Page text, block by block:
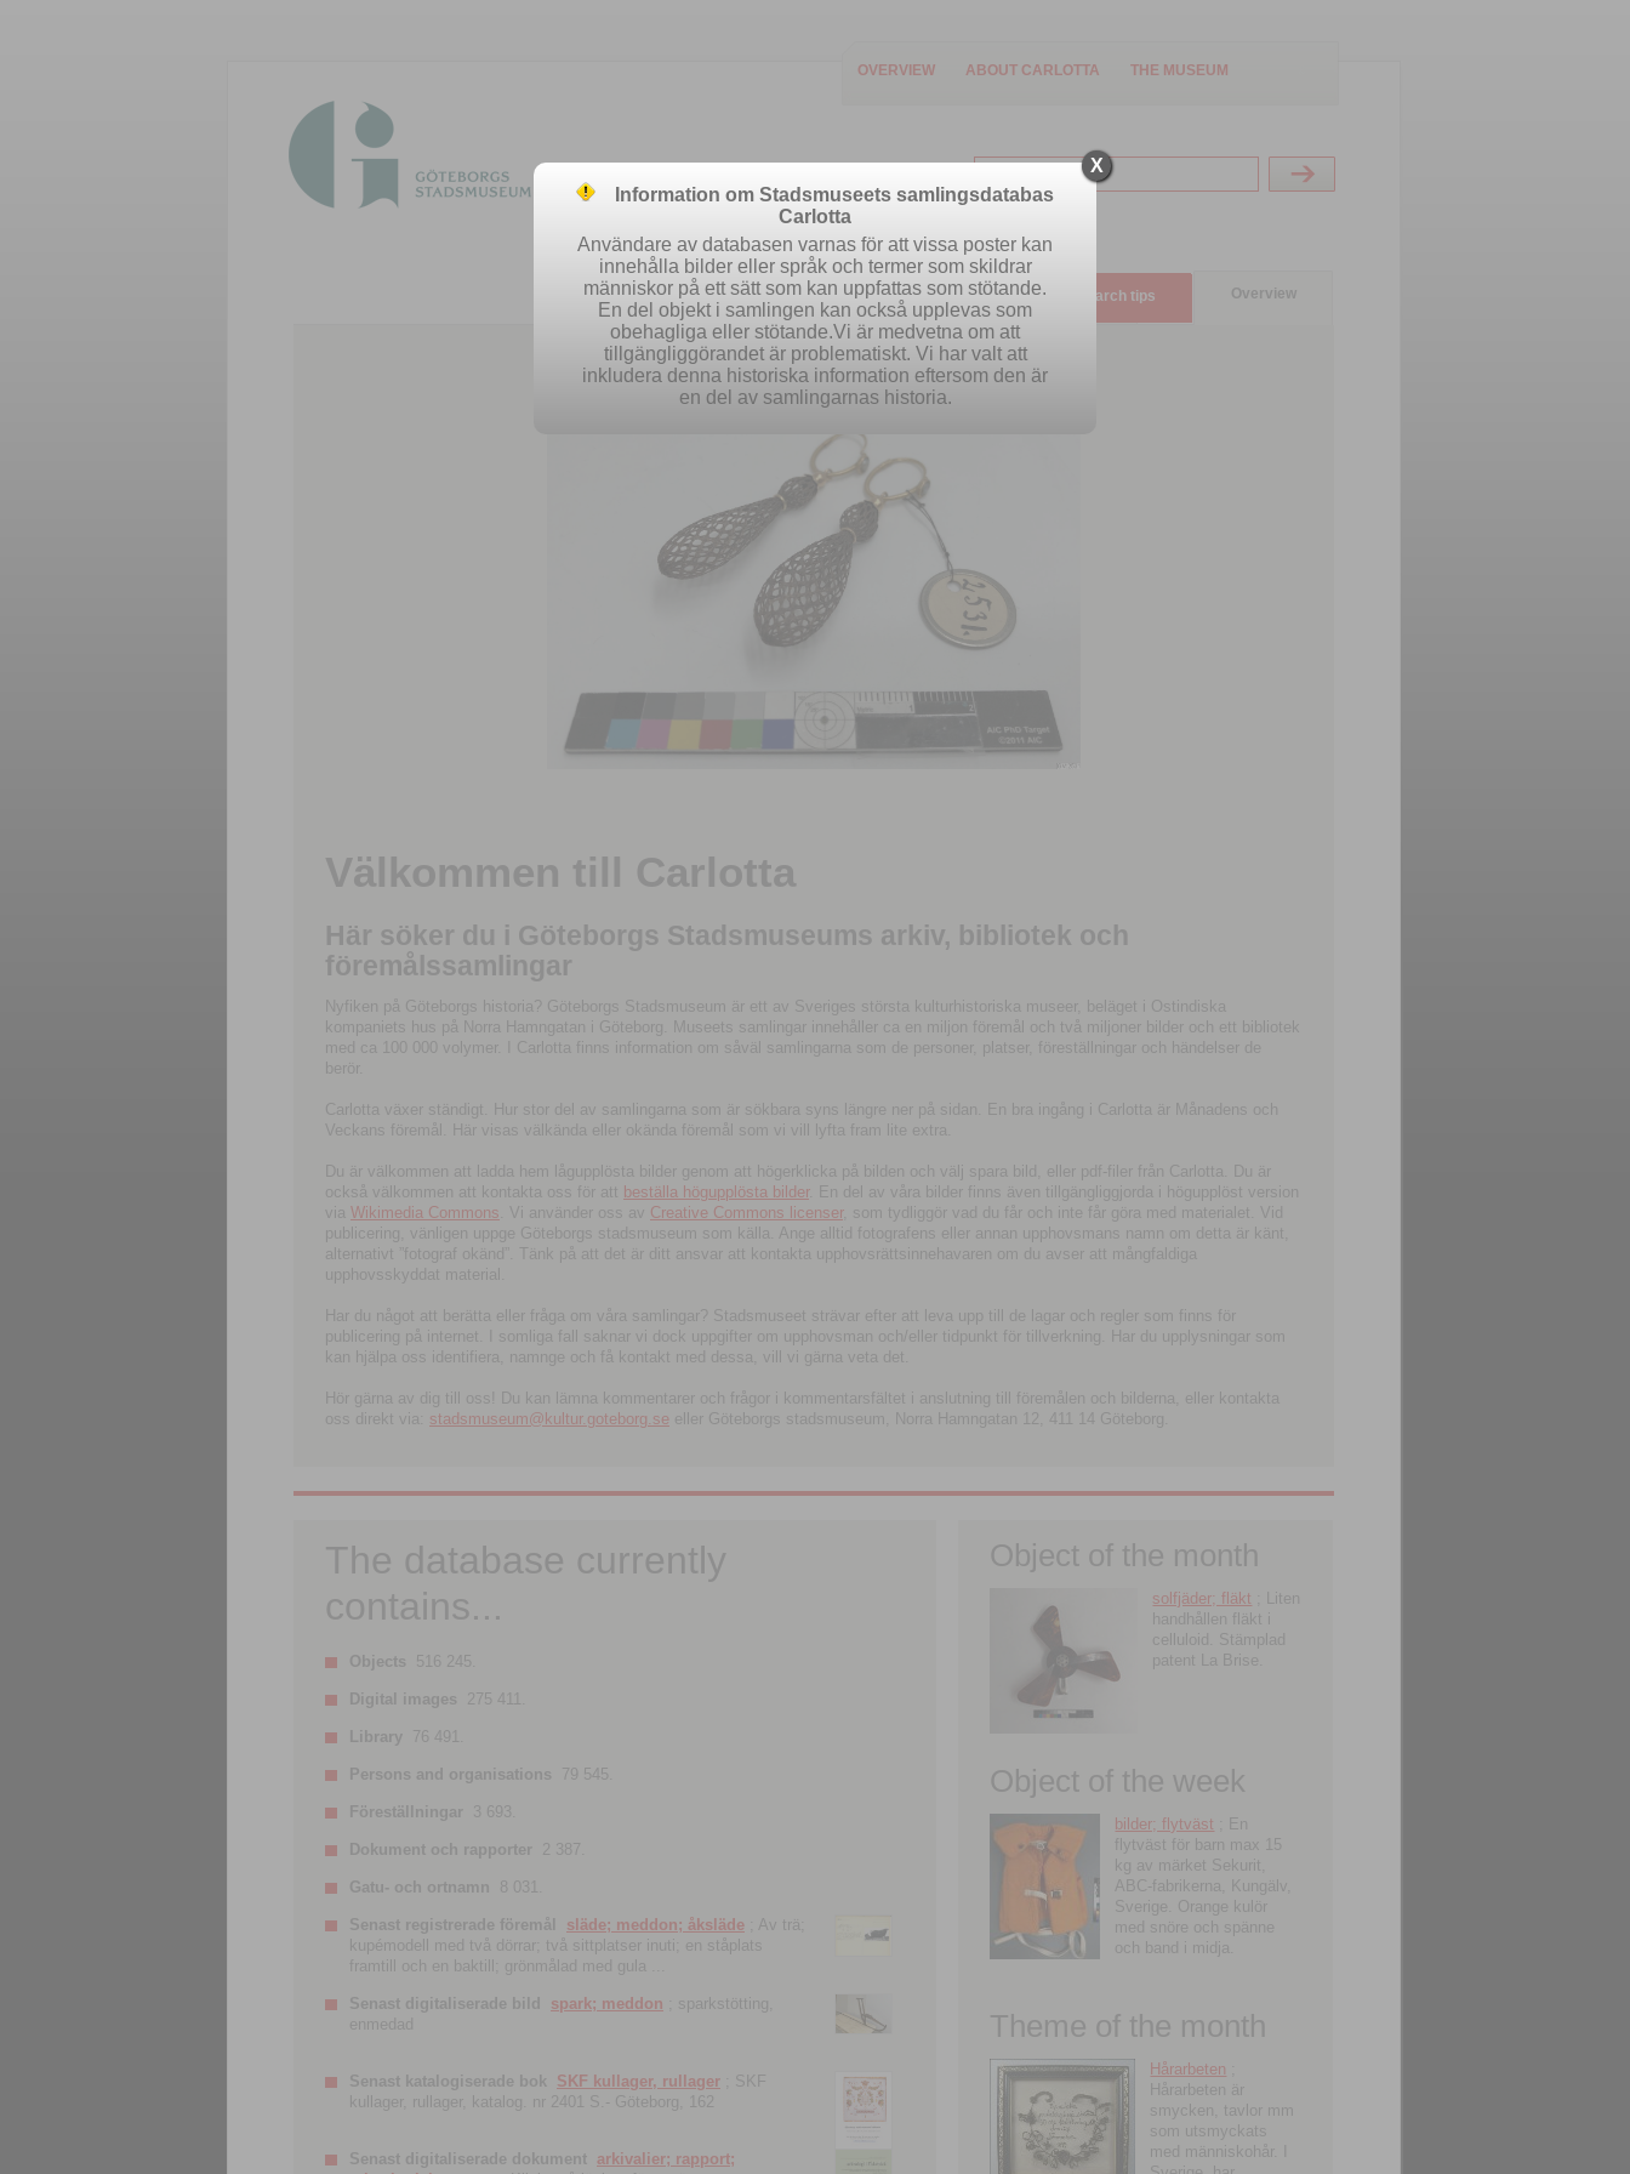
OVERVIEW ABOUT CARLOTTA THE MUSEUM
Easy search Advanced search Search tips Overview
Välkommen till Carlotta
Här söker du i Göteborgs Stadsmuseums arkiv, bibliotek och
föremålssamlingar
Nyfiken på Göteborgs historia? Göteborgs Stadsmuseum är ett av Sveriges största kulturhistoriska museer, beläget i Ostindiska
kompaniets hus på Norra Hamngatan i Göteborg. Museets samlingar innehåller ca en miljon föremål och två miljoner bilder och ett bibliotek
med ca 100 000 volymer. I Carlotta finns information om såväl samlingarna som de personer, platser, föreställningar och händelser de
berör.
Carlotta växer ständigt. Hur stor del av samlingarna som är sökbara syns längre ner på sidan. En bra ingång i Carlotta är Månadens och
Veckans föremål. Här visas välkända eller okända föremål som vi vill lyfta fram lite extra.
Du är välkommen att ladda hem lågupplösta bilder genom att högerklicka på bilden och välj spara bild, eller pdf-filer från Carlotta. Du är
också välkommen att kontakta oss för att beställa högupplösta bilder. En del av våra bilder finns även tillgängliggjorda i högupplöst version
via Wikimedia Commons . Vi använder oss av Creative Commons licenser, som tydliggör vad du får och inte får göra med materialet. Vid
publicering, vänligen uppge Göteborgs stadsmuseum som källa. Ange alltid fotografens eller annan upphovsmans namn om detta är känt,
alternativt ”fotograf okänd”. Tänk på att det är ditt ansvar att kontakta upphovsrättsinnehavaren om du avser att mångfaldiga
upphovsskyddat material.
Har du något att berätta eller fråga om våra samlingar? Stadsmuseet strävar efter att leva upp till de lagar och regler som finns för
publicering på internet. I somliga fall saknar vi dock uppgifter om upphovsman och/eller tidpunkt för tillverkning. Har du upplysningar som
kan hjälpa oss identifiera, namnge och få kontakt med dessa, vill vi gärna veta det.
Hör gärna av dig till oss! Du kan lämna kommentarer och frågor i kommentarsfältet i anslutning till föremålen och bilderna, eller kontakta
oss direkt via: stadsmuseum@kultur.goteborg.se eller Göteborgs stadsmuseum, Norra Hamngatan 12, 411 14 Göteborg.
The database currently
contains...
Objects 516 245.
Digital images 275 411.
Library 76 491.
Persons and organisations 79 545.
Föreställningar 3 693.
Dokument och rapporter 2 387.
Gatu- och ortnamn 8 031.
Senast registrerade föremål släde; meddon; åksläde ; Av trä;
kupémodell med två dörrar; två sittplatser inuti; en ståplats
framtill och en baktill; grönmålad med gula ...
Senast digitaliserade bild spark; meddon ; sparkstötting,
enmedad
Senast katalogiserade bok SKF kullager, rullager ; SKF
kullager, rullager, katalog. nr 2401 S.- Göteborg, 162
Senast digitaliserade dokument arkivalier; rapport;
Object of the month
solfjäder; fläkt ; Liten
handhållen fläkt i
celluloid. Stämplad
patent La Brise.
Object of the week
bilder; flytväst ; En
flytväst för barn max 15
kg av märket Sekurit,
ABC-fabrikerna, Kungälv,
Sverige. Orange kulör
med snöre och spänne
och band i midja.
Theme of the month
Hårarbeten
Hårarbeten är
smycken, tavlor mm
som utsmyckats
med människohår. I
X
Information om Stadsmuseets samlingsdatabas
Carlotta
Användare av databasen varnas för att vissa poster kan
innehålla bilder eller språk och termer som skildrar
människor på ett sätt som kan uppfattas som stötande.
En del objekt i samlingen kan också upplevas som
obehagliga eller stötande.Vi är medvetna om att
tillgängliggörandet är problematiskt. Vi har valt att
inkludera denna historiska information eftersom den är
en del av samlingarnas historia.